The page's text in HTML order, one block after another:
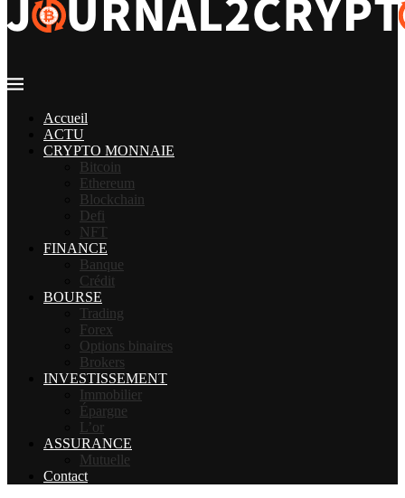
Accueil
ACTU
CRYPTO MONNAIE
Bitcoin
Ethereum
Blockchain
Defi
NFT
FINANCE
Banque
Crédit
BOURSE
Trading
Forex
Options binaires
Brokers
INVESTISSEMENT
Immobilier
Épargne
L’or
ASSURANCE
Mutuelle
Contact